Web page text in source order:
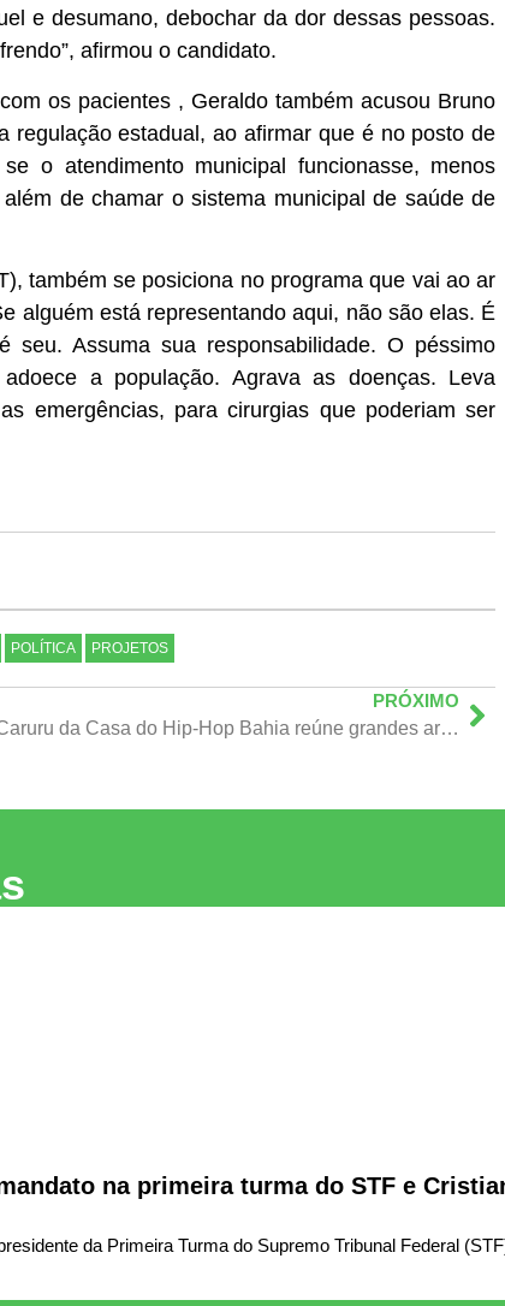
e desumano, debochar da dor dessas pessoas.
afirmou o candidato.
os pacientes , Geraldo também acusou Bruno
regulação estadual, ao afirmar que é no posto de
o atendimento municipal funcionasse, menos
de chamar o sistema municipal de saúde de
também se posiciona no programa que vai ao ar
alguém está representando aqui, não são elas. É
Assuma sua responsabilidade. O péssimo
a população. Agrava as doenças. Leva
emergências, para cirurgias que poderiam ser
POLÍTICA PROJETOS
PRÓXIMO
Caruru da Casa do Hip-Hop Bahia reúne grandes artistas em celebração cultural no Pelourinho
na primeira turma do STF e
da Primeira Turma do Supremo Tribunal Federal